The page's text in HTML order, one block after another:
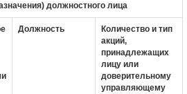
должностного лица
Должность
Количество и тип
акций,
принадлежащих
лицу или
доверительному
управляющему